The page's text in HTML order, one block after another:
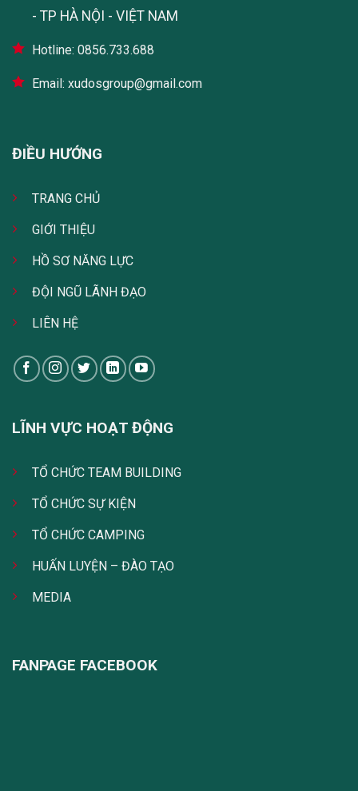
- TP HÀ NỘI - VIỆT NAM
Hotline: 0856.733.688
Email: xudosgroup@gmail.com
ĐIỀU HƯỚNG
TRANG CHỦ
GIỚI THIỆU
HỒ SƠ NĂNG LỰC
ĐỘI NGŨ LÃNH ĐẠO
LIÊN HỆ
LĨNH VỰC HOẠT ĐỘNG
TỔ CHỨC TEAM BUILDING
TỔ CHỨC SỰ KIỆN
TỔ CHỨC CAMPING
HUẤN LUYỆN – ĐÀO TẠO
MEDIA
FANPAGE FACEBOOK